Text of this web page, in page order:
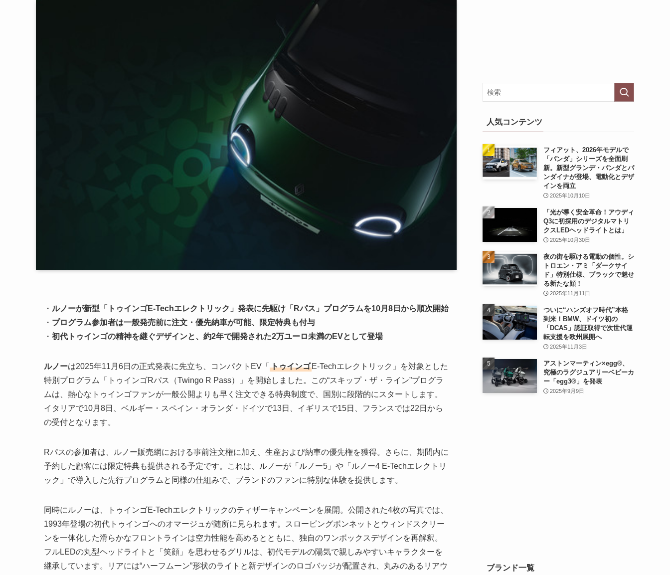
・ ルノーが新型「トゥインゴE-Techエレクトリック」発表に先駆け「Rパス」プログラムを10月8日から順次開始
・ プログラム参加者は一般発売前に注文・優先納車が可能、限定特典も付与
・ 初代トゥインゴの精神を継ぐデザインと、約2年で開発された2万ユーロ未満のEVとして登場
ルノーは2025年11月6日の正式発表に先立ち、コンパクトEV「 トゥインゴ E-Techエレクトリック」を対象とした
特別プログラム「トゥインゴRパス（Twingo R Pass）」を開始しました。この“スキップ・ザ・ライン”プログラ
ムは、熱心なトゥインゴファンが一般公開よりも早く注文できる特典制度で、国別に段階的にスタートします。
イタリアで10月8日、ベルギー・スペイン・オランダ・ドイツで13日、イギリスで15日、フランスでは22日から
の受付となります。
Rパスの参加者は、ルノー販売網における事前注文権に加え、生産および納車の優先権を獲得。さらに、期間内に
予約した顧客には限定特典も提供される予定です。これは、ルノーが「ルノー5」や「ルノー4 E-Techエレクトリ
ック」で導入した先行プログラムと同様の仕組みで、ブランドのファンに特別な体験を提供します。
同時にルノーは、トゥインゴE-Techエレクトリックのティザーキャンペーンを展開。公開された4枚の写真では、
1993年登場の初代トゥインゴへのオマージュが随所に見られます。スローピングボンネットとウィンドスクリー
ンを一体化した滑らかなフロントラインは空力性能を高めるとともに、独自のワンボックスデザインを再解釈。
フルLEDの丸型ヘッドライトと「笑顔」を思わせるグリルは、初代モデルの陽気で親しみやすいキャラクターを
継承しています。リアには“ハーフムーン”形状のライトと新デザインのロゴバッジが配置され、丸みのあるリアウ
人気コンテンツ
フィアット、2026年モデルで
「パンダ」シリーズを全面刷
新。新型グランデ・パンダとパ
ンダイナが登場、電動化とデザ
インを両立
2025年10月10日
「光が導く安全革命！アウディ
Q3に初採用のデジタルマトリ
クスLEDヘッドライトとは」
2025年10月30日
夜の街を駆ける電動の個性。シ
トロエン・アミ「ダークサイ
ド」特別仕様、ブラックで魅せ
る新たな顔！
2025年11月11日
ついに“ハンズオフ時代”本格
到来！BMW、ドイツ初の
「DCAS」認証取得で次世代運
転支援を欧州展開へ
2025年11月3日
アストンマーティン×egg®、
究極のラグジュアリーベビーカ
ー「egg3®」を発表
2025年9月9日
ブランド一覧